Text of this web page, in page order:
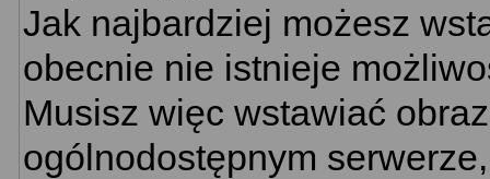
Jak najbardziej możesz
obecnie nie istnieje
Musisz więc wstawiać
ogólnodostępnym